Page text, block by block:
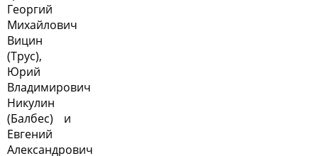
Георгий
Михайлович
Вицин
(Трус),
Юрий
Владимирович
Никулин
(Балбес) и
Евгений
Александрович